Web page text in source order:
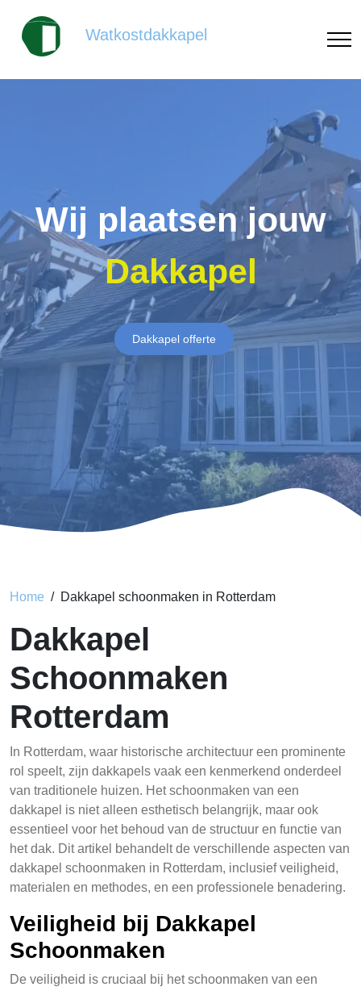
Watkostdakkapel
Wij plaatsen jouw
Dakkapel
Dakkapel offerte
Home Dakkapel schoonmaken in Rotterdam
Dakkapel
Schoonmaken
Rotterdam
In Rotterdam, waar historische architectuur een prominente
rol speelt, zijn dakkapels vaak een kenmerkend onderdeel
van traditionele huizen. Het schoonmaken van een
dakkapel is niet alleen esthetisch belangrijk, maar ook
essentieel voor het behoud van de structuur en functie van
het dak. Dit artikel behandelt de verschillende aspecten van
dakkapel schoonmaken in Rotterdam, inclusief veiligheid,
materialen en methodes, en een professionele benadering.
Veiligheid bij Dakkapel
Schoonmaken
De veiligheid is cruciaal bij het schoonmaken van een